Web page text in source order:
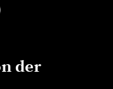
der